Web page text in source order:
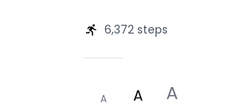
6,372 steps
A A A